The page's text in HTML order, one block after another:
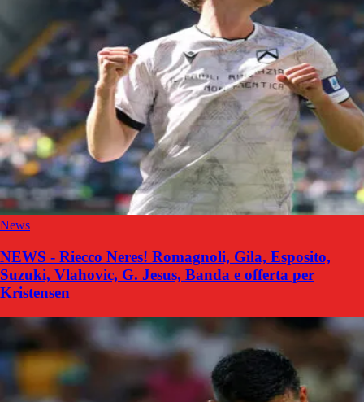
News
NEWS - Riecco Neres! Romagnoli, Gila, Esposito,
Suzuki, Vlahovic, G. Jesus, Banda e offerta per
Kristensen